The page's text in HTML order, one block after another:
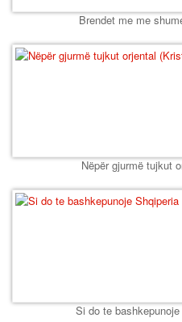
Brendet me me
Nëpër gjurmë tujkut
Si do te